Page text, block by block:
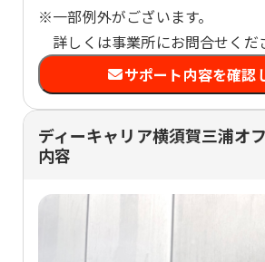
※一部例外がございます。
詳しくは事業所にお問合せくだ
サポート内容を確認
ディーキャリア横須賀三浦オ
内容